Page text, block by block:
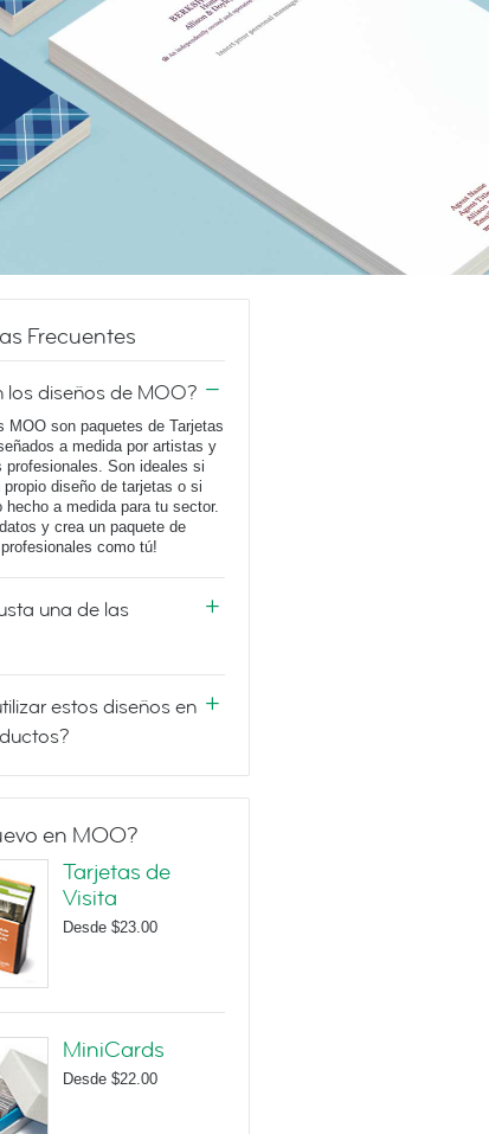
Frecuentes
los diseños de MOO?
MOO son paquetes de Tarjetas
a medida por artistas y
profesionales. Son ideales si
diseño de tarjetas o si
hecho a medida para tu sector.
y crea un paquete de
como tú!
una de las
estos diseños en
en MOO?
Tarjetas de
Visita
Desde $23.00
MiniCards
Desde $22.00